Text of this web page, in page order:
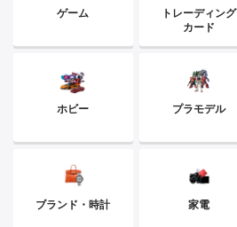
ゲーム
トレーディング
カード
ホビー プラモデル
ブランド・時計 家電